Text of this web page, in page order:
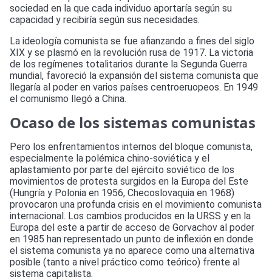
sociedad en la que cada individuo aportaría según su
capacidad y recibiría según sus necesidades.
La ideología comunista se fue afianzando a fines del siglo
XIX y se plasmó en la revolución rusa de 1917. La victoria
de los regímenes totalitarios durante la Segunda Guerra
mundial, favoreció la expansión del sistema comunista que
llegaría al poder en varios países centroeruopeos. En 1949
el comunismo llegó a China.
Ocaso de los sistemas comunistas
Pero los enfrentamientos internos del bloque comunista,
especialmente la polémica chino-soviética y el
aplastamiento por parte del ejército soviético de los
movimientos de protesta surgidos en la Europa del Este
(Hungría y Polonia en 1956, Checoslovaquia en 1968)
provocaron una profunda crisis en el movimiento comunista
internacional. Los cambios producidos en la URSS y en la
Europa del este a partir de acceso de Gorvachov al poder
en 1985 han representado un punto de inflexión en donde
el sistema comunista ya no aparece como una alternativa
posible (tanto a nivel práctico como teórico) frente al
sistema capitalista.